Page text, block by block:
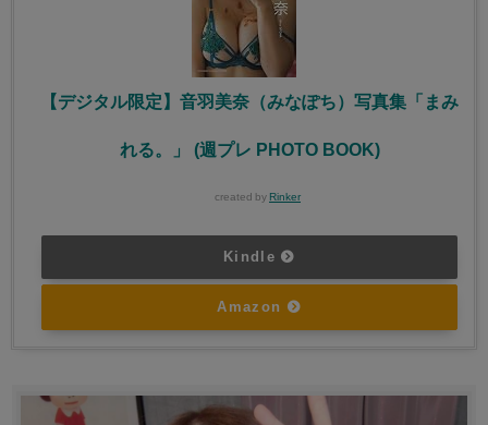
【デジタル限定】音羽美奈（みなぽち）写真集「まみ
れる。」 (週プレ PHOTO BOOK)
created by Rinker
Kindle
Amazon